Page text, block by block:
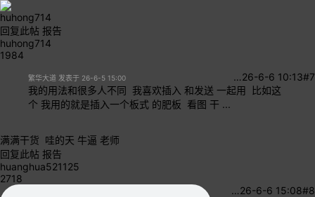
huhong714
回复此帖 报告
huhong714
1984
#7
26-6-6 10:13
…
繁华大道 发表于 26-6-5 15:00
我的用法和很多人不同 我喜欢插入 和发送 一起用 比如这
个 我用的就是插入一个板式 的肥板 看图 干 ...
满满干货 哇的天 牛逼 老师
回复此帖 报告
huanghua521125
2718
#8
26-6-6 15:08
…